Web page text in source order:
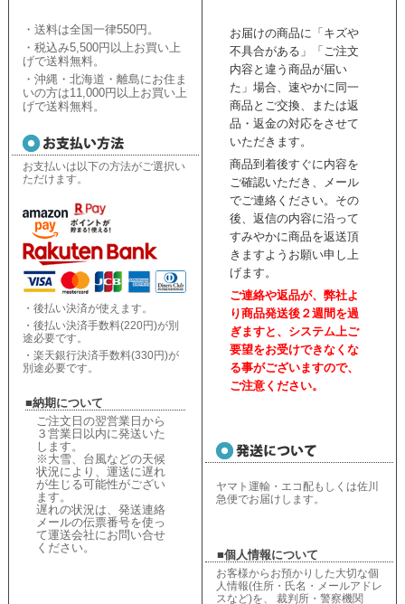
・送料は全国一律550円。
・税込み5,500円以上お買い上
げで送料無料。
・沖縄・北海道・離島にお住ま
いの方は11,000円以上お買い上
げで送料無料。
お支払いは以下の方法がご選択い
ただけます。
・後払い決済が使えます。
・後払い決済手数料(220円)が別
途必要です。
・楽天銀行決済手数料(330円)が
別途必要です。
■納期について
ご注文日の翌営業日から
３営業日以内に発送いた
します。
※大雪、台風などの天候
状況により、 運送に遅れ
が生じる可能性がござい
ます。
遅れの状況は、 発送連絡
メールの伝票番号を使っ
て運送会社にお問い合せ
ください。
お届けの商品に「キズや
不具合がある」「ご注文
内容と違う商品が届い
た」場合、速やかに同一
商品とご交換、または返
品・返金の対応をさせて
いただきます。
商品到着後すぐに内容を
ご確認いただき、
メール
でご連絡ください。 その
後、返信の内容に沿って
すみやかに商品を返送頂
きますようお願い申し上
げます。
ご連絡や返品が、弊社よ
り商品発送後２週間を過
ぎますと、 システム上ご
要望をお受けできなくな
る事がございますので、
ご注意ください。
ヤマト運輸・エコ配もしくは佐川
急便でお届けします。
■個人情報について
お客様からお預かりした大切な個
人情報(住所・氏名・メールアドレ
スなど)を、 裁判所・警察機関